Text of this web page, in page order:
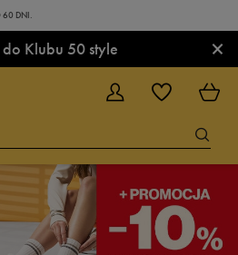
60 DNI.
do Klubu 50 style ×